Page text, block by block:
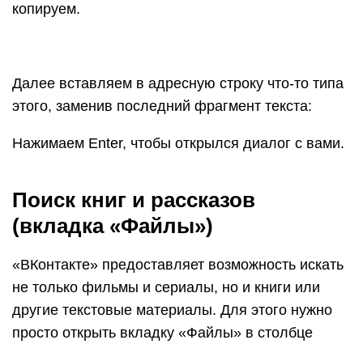
копируем.
Далее вставляем в адресную строку что-то типа
этого, заменив последний фрагмент текста:
Нажимаем Enter, чтобы открылся диалог с вами.
Поиск книг и рассказов
(вкладка «Файлы»)
«ВКонтакте» предоставляет возможность искать
не только фильмы и сериалы, но и книги или
другие текстовые материалы. Для этого нужно
просто открыть вкладку «Файлы» в столбце